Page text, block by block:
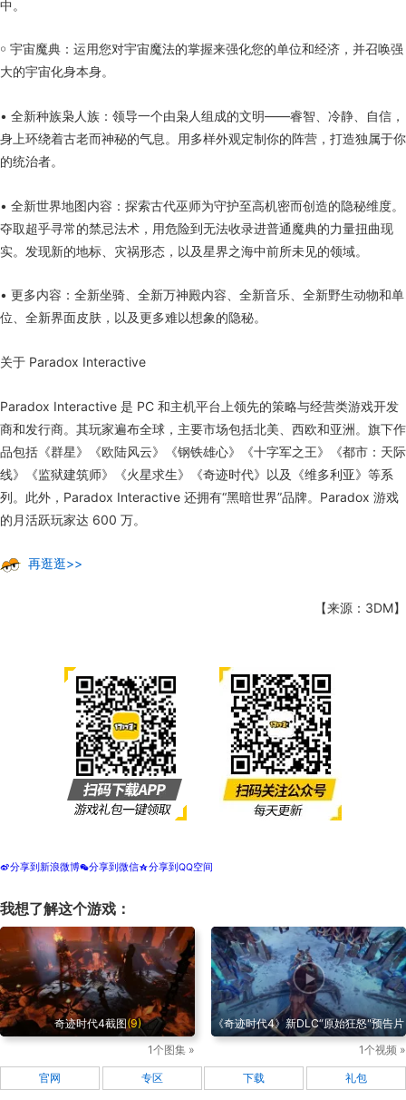
中。
￮ 宇宙魔典：运用您对宇宙魔法的掌握来强化您的单位和经济，并召唤强
大的宇宙化身本身。
• 全新种族枭人族：领导一个由枭人组成的文明——睿智、冷静、自信，
身上环绕着古老而神秘的气息。用多样外观定制你的阵营，打造独属于你
的统治者。
• 全新世界地图内容：探索古代巫师为守护至高机密而创造的隐秘维度。
夺取超乎寻常的禁忌法术，用危险到无法收录进普通魔典的力量扭曲现
实。发现新的地标、灾祸形态，以及星界之海中前所未见的领域。
• 更多内容：全新坐骑、全新万神殿内容、全新音乐、全新野生动物和单
位、全新界面皮肤，以及更多难以想象的隐秘。
关于 Paradox Interactive
Paradox Interactive 是 PC 和主机平台上领先的策略与经营类游戏开发
商和发行商。其玩家遍布全球，主要市场包括北美、西欧和亚洲。旗下作
品包括《群星》《欧陆风云》《钢铁雄心》《十字军之王》《都市：天际
线》《监狱建筑师》《火星求生》《奇迹时代》以及《维多利亚》等系
列。此外，Paradox Interactive 还拥有“黑暗世界”品牌。Paradox 游戏
的月活跃玩家达 600 万。
再逛逛>>
【来源：3DM】
t分享到新浪微博w分享到微信z分享到QQ空间
我想了解这个游戏：
奇迹时代4截图(9)
1个图集 »
《奇迹时代4》新DLC“原始狂怒"预告片
1个视频 »
官网 专区 下载 礼包